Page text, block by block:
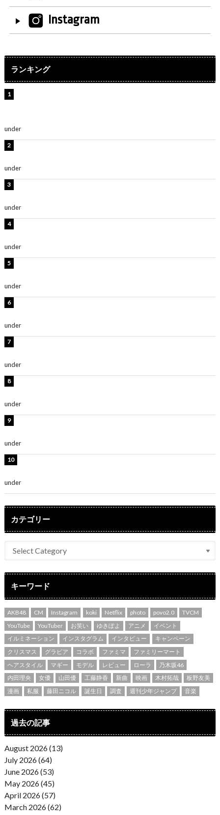
Instagram
ランキング
under
under
under
under
under
under
under
under
under
under
カテゴリー
キーワード
AKB48 CM Instagram koki Netflix photo povo2.0
TVCM
YouTube
YouTuber お笑い ゆきぽよ アニメ
イベント
イルミネーション
インスタグラム インタビュー
キャンペーン
クリスマス
グラビア コラボ ファミマ
ファミリーマート
ヘアスタイル
マギー モデル レビュー ローラ
乃木坂46
内田理央
女優 山田優 工藤静香 新曲 映画 木村拓哉
板野友美
漫画
私服 藤田ニコル 誕生日 調査 週刊少年ジャンプ 音楽
過去の記事
August 2026 (13)
July 2026 (64)
June 2026 (53)
May 2026 (45)
April 2026 (57)
March 2026 (62)